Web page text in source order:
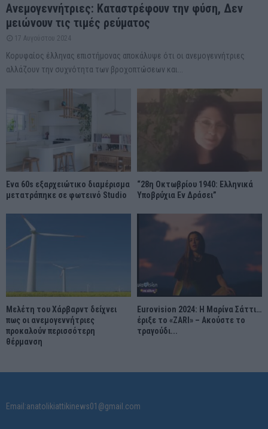
Ανεμογεννήτριες: Καταστρέφουν την φύση, Δεν
μειώνουν τις τιμές ρεύματος
17 Αυγούστου 2024
Κορυφαίος έλληνας επιστήμονας αποκάλυψε ότι οι ανεμογεννήτριες
αλλάζουν την συχνότητα των βροχοπτώσεων και...
Ένα 60s εξαρχειώτικο διαμέρισμα
μετατράπηκε σε φωτεινό Studio
“28η Οκτωβρίου 1940: Ελληνικά
Υποβρύχια Εν Δράσει”
Μελέτη του Χάρβαρντ δείχνει
πως οι ανεμογεννήτριες
προκαλούν περισσότερη
θέρμανση
Eurovision 2024: Η Μαρίνα Σάττι…
έριξε το «ZARI» – Ακούστε το
τραγούδι...
Email:anatolikiattikinews01@gmail.com